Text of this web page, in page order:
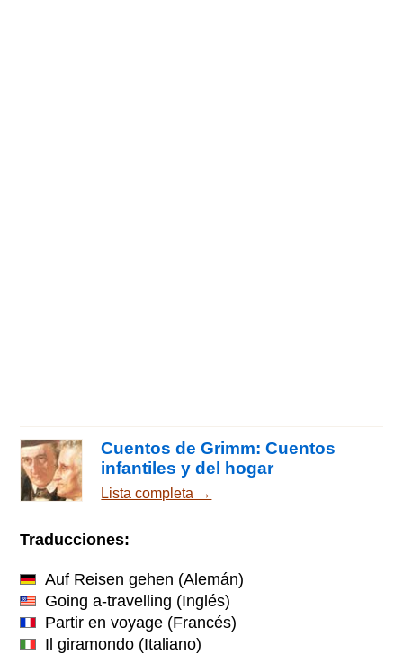
Cuentos de Grimm: Cuentos
infantiles y del hogar
Lista completa →
Traducciones:
Auf Reisen gehen (Alemán)
Going a-travelling (Inglés)
Partir en voyage (Francés)
Il giramondo (Italiano)